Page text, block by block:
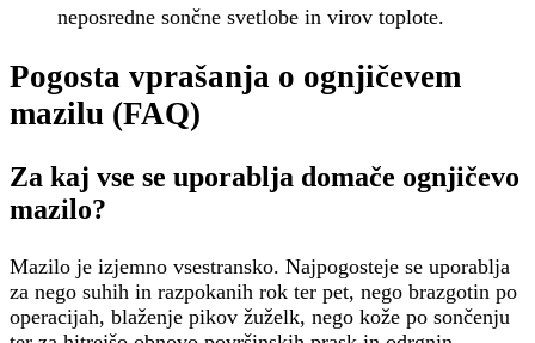
neposredne sončne svetlobe in virov toplote.
Pogosta vprašanja o ognjičevem
mazilu (FAQ)
Za kaj vse se uporablja domače ognjičevo
mazilo?
Mazilo je izjemno vsestransko. Najpogosteje se uporablja
za nego suhih in razpokanih rok ter pet, nego brazgotin po
operacijah, blaženje pikov žuželk, nego kože po sončenju